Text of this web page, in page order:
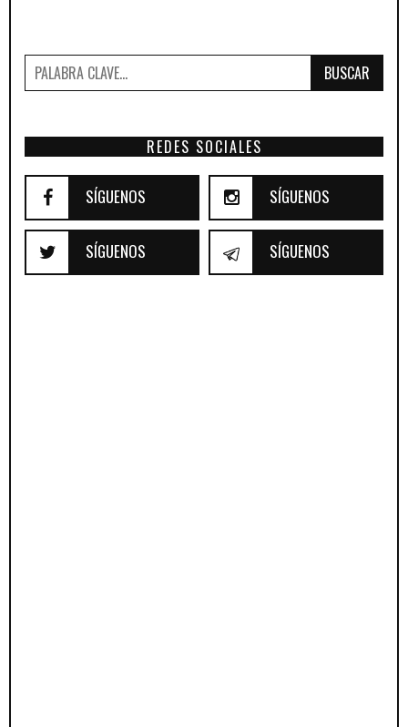
BUSCAR
REDES SOCIALES
SÍGUENOS SÍGUENOS
SÍGUENOS SÍGUENOS